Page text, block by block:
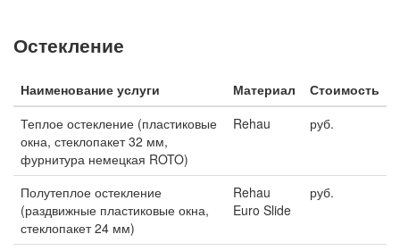
Остекление
Наименование услуги Материал
Стоимость
Теплое остекление (пластиковые
окна, стеклопакет 32 мм,
фурнитура немецкая ROTO)
Rehau руб.
Полутеплое остекление
(раздвижные пластиковые окна,
стеклопакет 24 мм)
Rehau
Euro Slide
руб.